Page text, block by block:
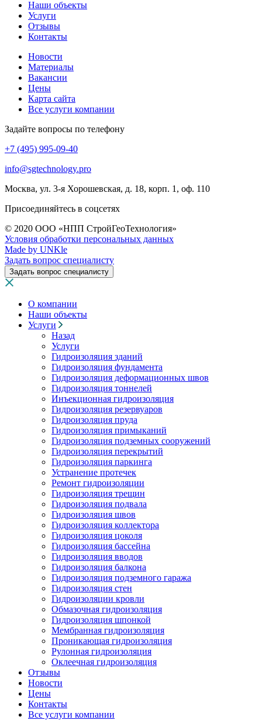
Наши объекты
Услуги
Отзывы
Контакты
Новости
Материалы
Вакансии
Цены
Карта сайта
Все услуги компании
Задайте вопросы по телефону
+7 (495) 995-09-40
info@sgtechnology.pro
Москва, ул. 3-я Хорошевская, д. 18, корп. 1, оф. 110
Присоединяйтесь в соцсетях
© 2020 ООО «НПП СтройГеоТехнология»
Условия обработки персональных данных
Made by UNKle
Задать вопрос специалисту
Задать вопрос специалисту
О компании
Наши объекты
Услуги
Назад
Услуги
Гидроизоляция зданий
Гидроизоляция фундамента
Гидроизоляция деформационных швов
Гидроизоляция тоннелей
Инъекционная гидроизоляция
Гидроизоляция резервуаров
Гидроизоляция пруда
Гидроизоляция примыканий
Гидроизоляция подземных сооружений
Гидроизоляция перекрытий
Гидроизоляция паркинга
Устранение протечек
Ремонт гидроизоляции
Гидроизоляция трещин
Гидроизоляция подвала
Гидроизоляция швов
Гидроизоляция коллектора
Гидроизоляция цоколя
Гидроизоляция бассейна
Гидроизоляция вводов
Гидроизоляция балкона
Гидроизоляция подземного гаража
Гидроизоляция стен
Гидроизоляции кровли
Обмазочная гидроизоляция
Гидроизоляция шпонкой
Мембранная гидроизоляция
Проникающая гидроизоляция
Рулонная гидроизоляция
Оклеечная гидроизоляция
Отзывы
Новости
Цены
Контакты
Все услуги компании